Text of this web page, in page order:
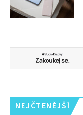
NEJČTENĚJŠÍ